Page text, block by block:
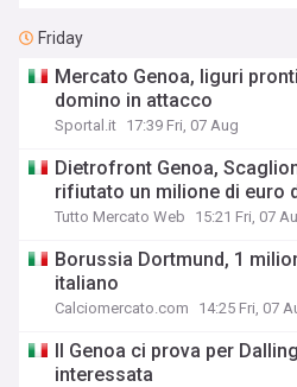
Friday
Mercato Genoa, liguri
domino in attacco
Sportal.it 17:39 Fri, 07 Aug
Dietrofront Genoa,
rifiutato un milione di euro
Tutto Mercato Web 15:21 Fri, 07
Borussia Dortmund, 1
italiano
Calciomercato.com 14:25 Fri, 07
Il Genoa ci prova per
interessata